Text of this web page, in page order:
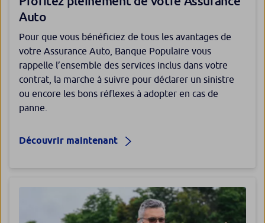
Auto
Pour que vous bénéficiez de tous les avantages de
votre Assurance Auto, Banque Populaire vous
rappelle l’ensemble des services inclus dans votre
contrat, la marche à suivre pour déclarer un sinistre
ou encore les bons réflexes à adopter en cas de
panne.
Découvrir maintenant